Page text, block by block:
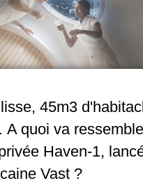
45m3
quoi va
Haven-1,
Vast ?